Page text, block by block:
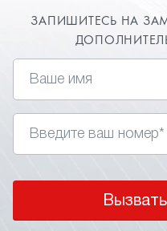
ЗАПИШИТЕСЬ НА